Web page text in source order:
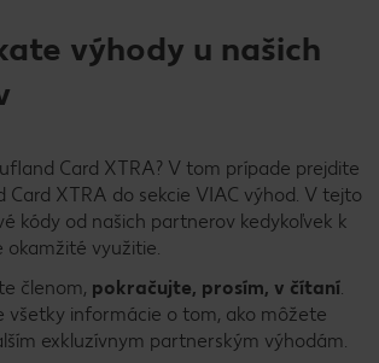
výhody u našich
Card XTRA? V tom prípade prejdite
Card XTRA do sekcie VIAC výhod. V tejto
kódy od našich partnerov kedykoľvek k
okamžité využitie.
členom, pokračujte, prosím, v čítaní.
všetky informácie o tom, ako môžete
exkluzívnym partnerským výhodám.